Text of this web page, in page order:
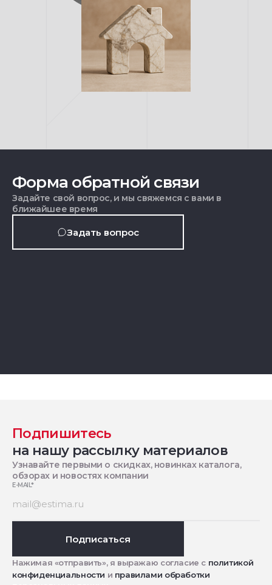
Форма обратной связи
Задайте свой вопрос, и мы свяжемся с вами в
ближайшее время
Задать вопрос
Подпишитесь
на нашу рассылку материалов
Узнавайте первыми о скидках, новинках каталога,
обзорах и новостях компании
E-MAIL*
Подписаться
Нажимая «отправить», я выражаю согласие с политикой
конфиденциальности и правилами обработки